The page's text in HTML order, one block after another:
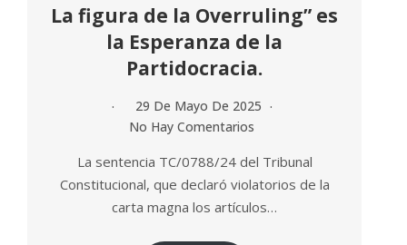
La figura de la Overruling” es
la Esperanza de la
Partidocracia.
29 De Mayo De 2025
No Hay Comentarios
La sentencia TC/0788/24 del Tribunal
Constitucional, que declaró violatorios de la
carta magna los artículos…